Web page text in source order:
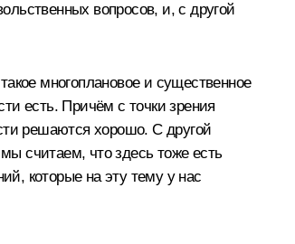
вопросов, и, с другой
многоплановое и существенное
есть. Причём с точки зрения
решаются хорошо. С другой
считаем, что здесь тоже есть
которые на эту тему у нас